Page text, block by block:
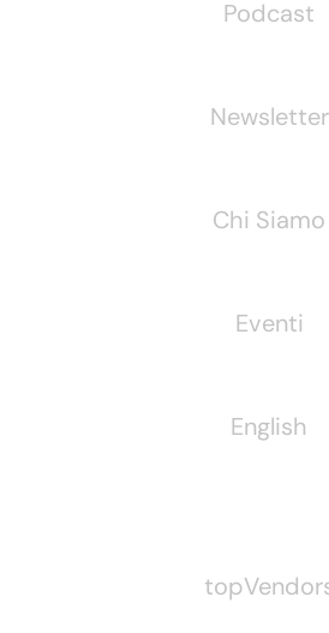
Podcast
Newsletter
Chi Siamo
Eventi
English